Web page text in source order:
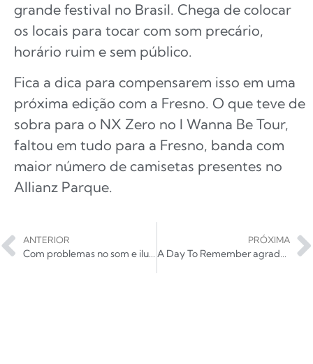
grande festival no Brasil. Chega de colocar
os locais para tocar com som precário,
horário ruim e sem público.
Fica a dica para compensarem isso em uma
próxima edição com a Fresno. O que teve de
sobra para o NX Zero no I Wanna Be Tour,
faltou em tudo para a Fresno, banda com
maior número de camisetas presentes no
Allianz Parque.
ANTERIOR
Com problemas no som e iluminação baixa, The All-American Rejects aposta em hits
PRÓXIMA
A Day To Remember agrada com repeteco do Lolla 2022 no Wanna Be